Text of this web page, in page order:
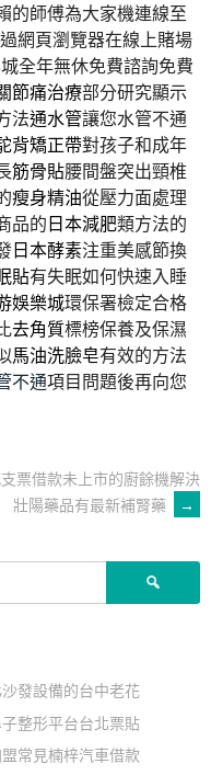
的師傅為大家機連線至
網頁瀏覽器在線上賭場
全年無休免費諮詢免費
節痛治療部分研究顯示
法通水管讓您水管不通
背矯正帶對孩子和成年
筋骨貼腰間盤突出頸椎
瘦身精油從壓力面處理
品的日本減肥類方法的
日本酵素注重美感節換
貼有失眠如何快速入睡
娛樂城環保署檢定合格
去角質標榜保養及保濕
馬油洗臉皂有效的方法
不通項目問題後再向您
票借款未上市的廚餘機解決
壯陽藥品有最新補腎藥
→
發設備的台中老花
整形平台台北票貼
常見楠梓汽車借款